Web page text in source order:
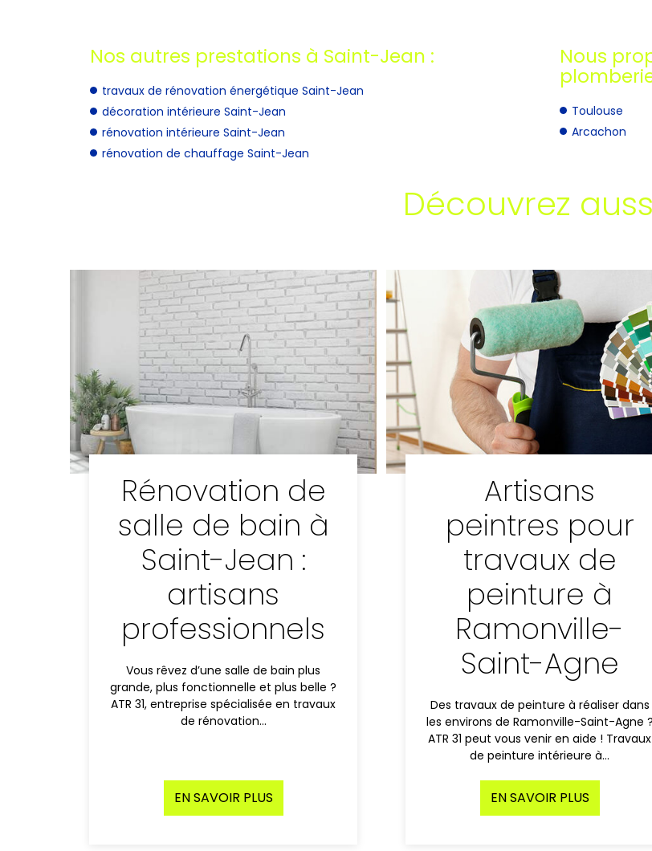
Nos autres prestations à Saint-Jean :
travaux de rénovation énergétique Saint-Jean
décoration intérieure Saint-Jean
rénovation intérieure Saint-Jean
rénovation de chauffage Saint-Jean
Nous
Toulouse
Arcachon
Découvrez
Rénovation de
salle de bain à
Saint-Jean :
artisans
professionnels
Vous rêvez d’une salle de bain plus
grande, plus fonctionnelle et plus belle ?
ATR 31, entreprise spécialisée en travaux
de rénovation…
EN SAVOIR PLUS
Artisans
peintres pour
travaux de
peinture à
Ramonville-
Saint-Agne
Des travaux de peinture à réaliser dans
les environs de Ramonville-Saint-Agne ?
ATR 31 peut vous venir en aide ! Travaux
de peinture intérieure à…
EN SAVOIR PLUS